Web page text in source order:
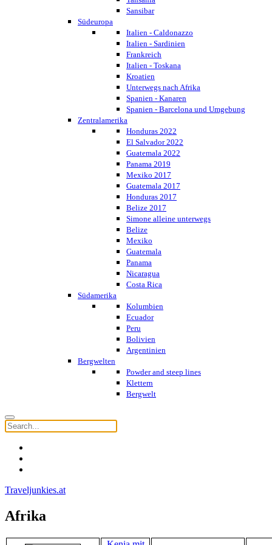
Sansibar
Südeuropa
Italien - Caldonazzo
Italien - Sardinien
Frankreich
Italien - Toskana
Kroatien
Unterwegs nach Afrika
Spanien - Kanaren
Spanien - Barcelona und Umgebung
Zentralamerika
Honduras 2022
El Salvador 2022
Guatemala 2022
Panama 2019
Mexiko 2017
Guatemala 2017
Honduras 2017
Belize 2017
Simone alleine unterwegs
Belize
Mexiko
Guatemala
Panama
Nicaragua
Costa Rica
Südamerika
Kolumbien
Ecuador
Peru
Bolivien
Argentinien
Bergwelten
Powder and steep lines
Klettern
Bergwelt
Traveljunkies.at
Afrika